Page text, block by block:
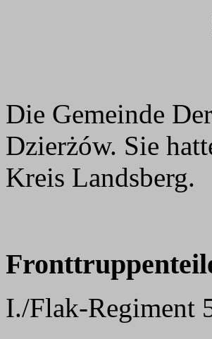
Die Gemeinde
Dzierżów. Sie
Kreis Landsberg.
I./Flak-Regiment